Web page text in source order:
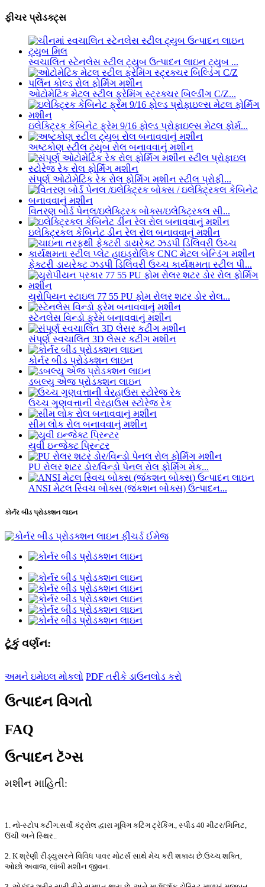
ફીચર પ્રોડક્ટ્સ
સ્વચાલિત સ્ટેનલેસ સ્ટીલ ટ્યુબ ઉત્પાદન લાઇન ટ્યુબ ...
ઓટોમેટિક મેટલ સ્ટીલ ફ્રેમિંગ સ્ટ્રક્ચર બિલ્ડીંગ C/Z...
ઇલેક્ટ્રિક કેબિનેટ ફ્રેમ 9/16 ફોલ્ડ પ્રોફાઇલ્સ મેટલ ફોર્મ...
અષ્ટકોણ સ્ટીલ ટ્યુબ રોલ બનાવવાનું મશીન
સંપૂર્ણ ઓટોમેટિક રેક રોલ ફોર્મિંગ મશીન સ્ટીલ પ્રોફી...
વિતરણ બોર્ડ પેનલ/ઇલેક્ટ્રિક બોક્સ/ઇલેક્ટ્રિકલ સી...
ઇલેક્ટ્રિકલ કેબિનેટ ડીન રેલ રોલ બનાવવાનું મશીન
ફેક્ટરી ડાયરેક્ટ ઝડપી ડિલિવરી ઉચ્ચ કાર્યક્ષમતા સ્ટીલ પી...
યુરોપિયન સ્ટાઇલ 77 55 PU ફોમ રોલર શટર ડોર રોલ...
સ્ટેનલેસ વિન્ડો ફ્રેમ બનાવવાનું મશીન
સંપૂર્ણ સ્વચાલિત 3D લેસર કટીંગ મશીન
કોર્નર બીડ પ્રોડક્શન લાઇન
ડબલ્યુ એજ પ્રોડક્શન લાઇન
ઉચ્ચ ગુણવત્તાની વેરહાઉસ સ્ટોરેજ રેક
સીમ લોક રોલ બનાવવાનું મશીન
યુવી ઇન્જેક્ટ પ્રિન્ટર
PU રોલર શટર ડોર/વિન્ડો પેનલ રોલ ફોર્મિંગ મેક...
ANSI મેટલ સ્વિચ બોક્સ (જંકશન બોક્સ) ઉત્પાદન...
કોર્નર બીડ પ્રોડક્શન લાઇન
ટૂંકું વર્ણન:
અમને ઇમેઇલ મોકલો PDF તરીકે ડાઉનલોડ કરો
ઉત્પાદન વિગતો
FAQ
ઉત્પાદન ટૅગ્સ
મશીન માહિતી:
1. નો-સ્ટોપ કટીંગ.સર્વો કંટ્રોલ દ્વારા મૂવિંગ કટિંગ ટ્રેકિંગ., સ્પીડ 40 મીટર/મિનિટ,
ઉંચી અને સ્થિર..
2. K શ્રેણી રીડ્યુસરને વિવિધ પાવર મોટર્સ સાથે મેચ કરી શકાય છે.ઉચ્ચ શક્તિ,
ઓછો અવાજ, લાંબી મશીન જીવન.